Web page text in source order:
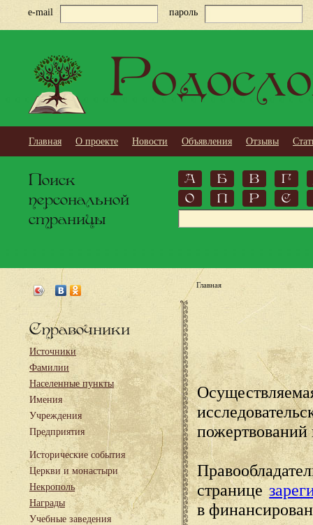
e-mail пароль
Главная О проекте Новости Объявления Отзывы
Поиск
персональной
страницы
А Б В
Г
О
П Р С
Справочники
Источники
Фамилии
Населенные пункты
Имения
Учреждения
Предприятия
Исторические события
Церкви и монастыри
Некрополь
Награды
Учебные заведения
Главная
пожертвований
странице
в